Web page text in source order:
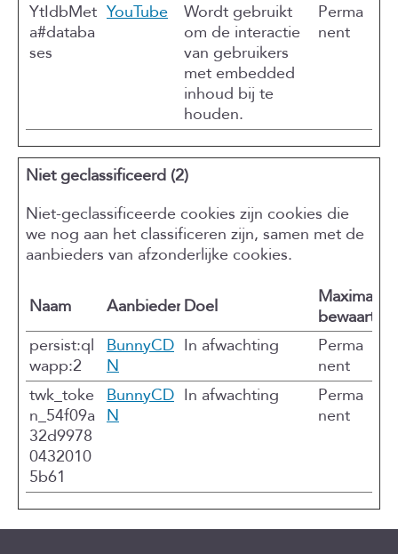
YtIdbMet
a#databa
ses
YouTube
Wordt gebruikt
om de interactie
van gebruikers
met embedded
inhoud bij te
houden.
Perma
nent
Niet geclassificeerd (2)
Niet-geclassificeerde cookies zijn cookies die
we nog aan het classificeren zijn, samen met de
aanbieders van afzonderlijke cookies.
Naam Aanbieder Doel
Maximale
persist:ql
wapp:2
BunnyCD
N
In afwachting
Perma
nent
twk_toke
n_54f09a
32d9978
0432010
5b61
BunnyCD
N
In afwachting
Perma
nent